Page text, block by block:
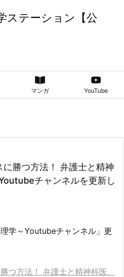
ステーション【公
マンガ YouTube
勝つ方法！ 弁護士と精神
チャンネルを更新し
学～Youtubeチャンネル」更
つ方法！ 弁護士と精神科医、